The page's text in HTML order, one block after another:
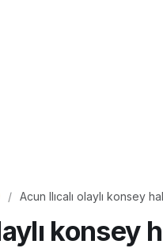
Acun Ilıcalı olaylı konsey
konsey
Tam ölçüsüyle
pastaneye taş